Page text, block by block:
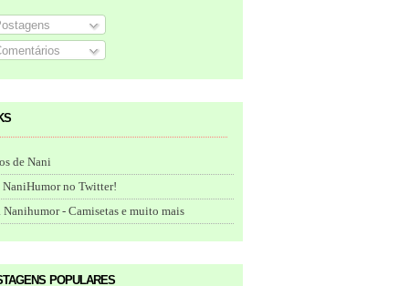
de Nani
NaniHumor no Twitter!
- Camisetas e muito mais
populares